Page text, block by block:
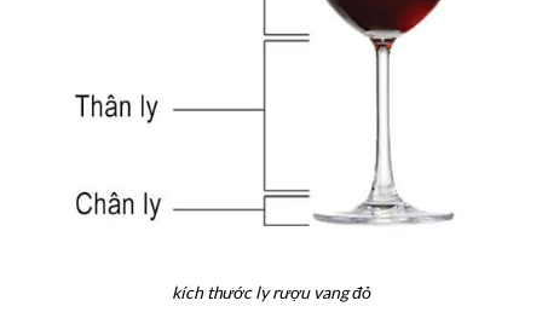
kích thước ly rượu vang đỏ